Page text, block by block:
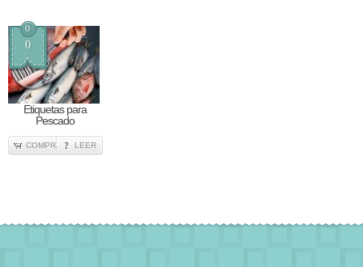
0
0
Etiquetas para
Pescado
COMPRA LEER